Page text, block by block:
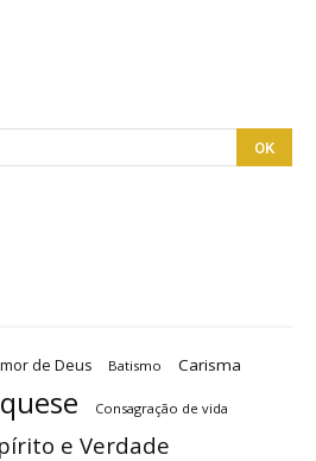
de Deus Batismo Carisma
Consagração de vida
e Verdade